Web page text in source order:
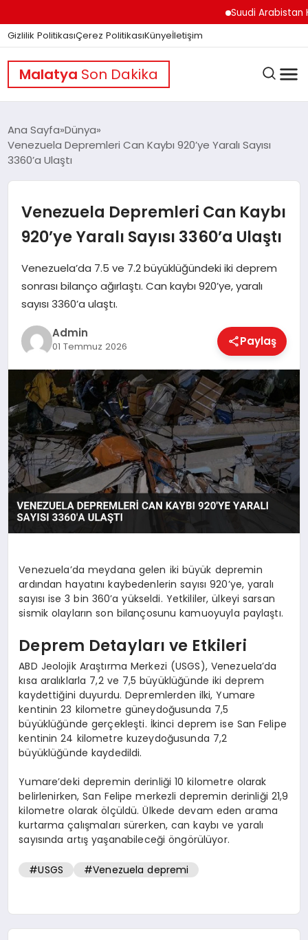
Suudi Arabistan
Gizlilik PolitikasıÇerez PolitikasıKünyeİletişim
Malatya Son Dakika
GÜNDEM
DÜNYA
EĞITIM
MAGAZIN
SAĞLIK
SPOR
TEKNOLOJI
Ana Sayfa Dünya
Venezuela Depremleri Can Kaybı 920’ye Yaralı Sayısı
3360’a Ulaştı
Venezuela Depremleri Can Kaybı
920’ye Yaralı Sayısı 3360’a Ulaştı
Venezuela’da 7.5 ve 7.2 büyüklüğündeki iki deprem
sonrası bilanço ağırlaştı. Can kaybı 920’ye, yaralı
sayısı 3360’a ulaştı.
Admin
01 Temmuz 2026 Paylaş
Venezuela’da meydana gelen iki büyük depremin
ardından hayatını kaybedenlerin sayısı 920’ye, yaralı
sayısı ise 3 bin 360’a yükseldi. Yetkililer, ülkeyi sarsan
sismik olayların son bilançosunu kamuoyuyla paylaştı.
Deprem Detayları ve Etkileri
ABD Jeolojik Araştırma Merkezi (USGS), Venezuela’da
kısa aralıklarla 7,2 ve 7,5 büyüklüğünde iki deprem
kaydettiğini duyurdu. Depremlerden ilki, Yumare
kentinin 23 kilometre güneydoğusunda 7,5
büyüklüğünde gerçekleşti. İkinci deprem ise San Felipe
kentinin 24 kilometre kuzeydoğusunda 7,2
büyüklüğünde kaydedildi.
Yumare’deki depremin derinliği 10 kilometre olarak
belirlenirken, San Felipe merkezli depremin derinliği 21,9
kilometre olarak ölçüldü. Ülkede devam eden arama
kurtarma çalışmaları sürerken, can kaybı ve yaralı
sayısında artış yaşanabileceği öngörülüyor.
#USGS #Venezuela depremi